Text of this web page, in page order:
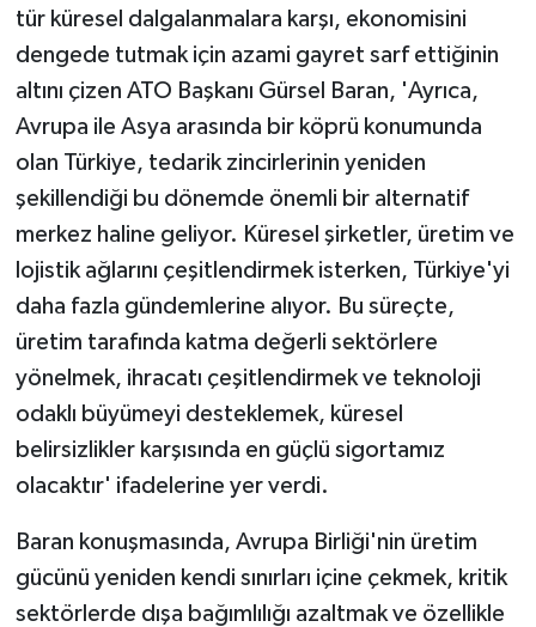
tür küresel dalgalanmalara karşı, ekonomisini
dengede tutmak için azami gayret sarf ettiğinin
altını çizen ATO Başkanı Gürsel Baran, 'Ayrıca,
Avrupa ile Asya arasında bir köprü konumunda
olan Türkiye, tedarik zincirlerinin yeniden
şekillendiği bu dönemde önemli bir alternatif
merkez haline geliyor. Küresel şirketler, üretim ve
lojistik ağlarını çeşitlendirmek isterken, Türkiye'yi
daha fazla gündemlerine alıyor. Bu süreçte,
üretim tarafında katma değerli sektörlere
yönelmek, ihracatı çeşitlendirmek ve teknoloji
odaklı büyümeyi desteklemek, küresel
belirsizlikler karşısında en güçlü sigortamız
olacaktır' ifadelerine yer verdi.
Baran konuşmasında, Avrupa Birliği'nin üretim
gücünü yeniden kendi sınırları içine çekmek, kritik
sektörlerde dışa bağımlılığı azaltmak ve özellikle